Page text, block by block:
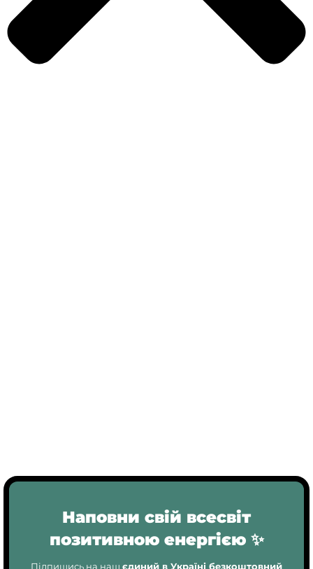
Наповни свій всесвіт
позитивною енергією ✨
Підпишись на наш єдиний в Україні безкоштовний